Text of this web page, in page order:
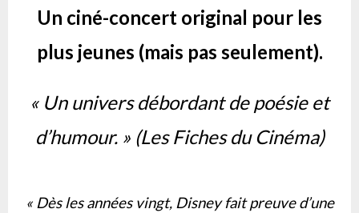
Un ciné-concert original pour les
plus jeunes (mais pas seulement).
« Un univers débordant de poésie et
d’humour. » (Les Fiches du Cinéma)
« Dès les années vingt, Disney fait preuve d’une